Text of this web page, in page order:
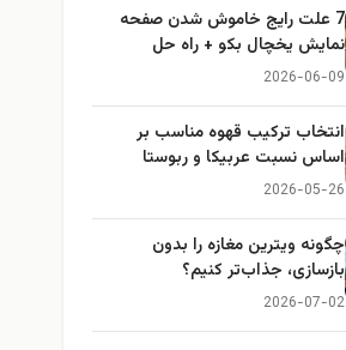
7 علت رایج خاموش شدن صفحه
نمایش یخچال بکو + راه حل
2026-06-09
انتخاب ترکیب قهوه مناسب بر
اساس نسبت عربیکا و ربوستا
2026-05-26
چگونه ویترین مغازه را بدون
بازسازی، جذاب‌تر کنیم؟
2026-07-02